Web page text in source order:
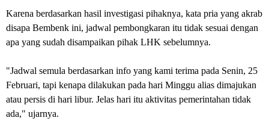
Karena berdasarkan hasil investigasi pihaknya, kata pria yang akrab
disapa Bembenk ini, jadwal pembongkaran itu tidak sesuai dengan
apa yang sudah disampaikan pihak LHK sebelumnya.
"Jadwal semula berdasarkan info yang kami terima pada Senin, 25
Februari, tapi kenapa dilakukan pada hari Minggu alias dimajukan
atau persis di hari libur. Jelas hari itu aktivitas pemerintahan tidak
ada," ujarnya.